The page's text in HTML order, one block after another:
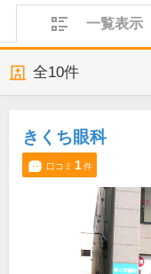
一覧表示
全10件
きくち眼科
口コミ 1件